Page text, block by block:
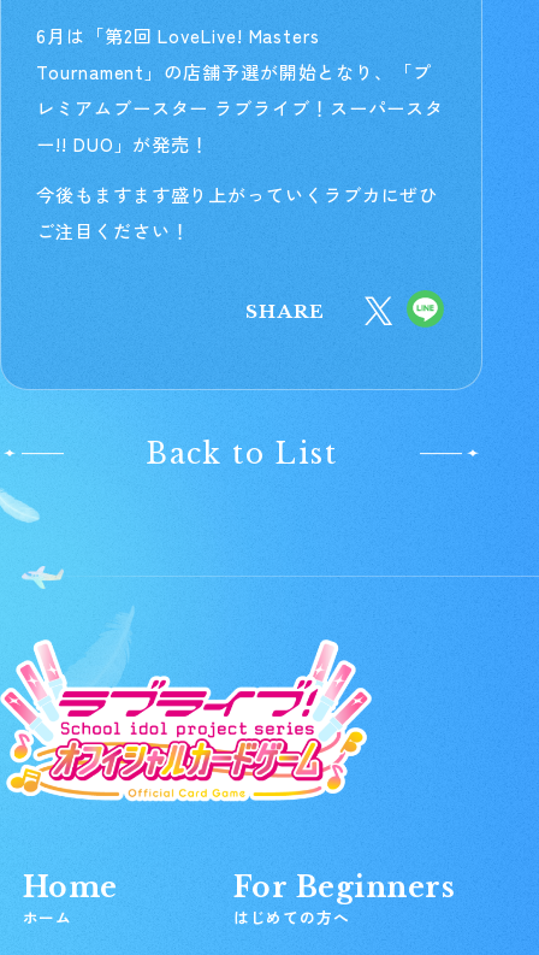
6月は「第2回 LoveLive! Masters
Tournament」の店舗予選が開始となり、「プ
レミアムブースター ラブライブ！スーパースタ
ー!! DUO」が発売！
今後もますます盛り上がっていくラブカにぜひ
ご注目ください！
SHARE
Back to List
Home
ホーム
For Beginners
はじめての方へ